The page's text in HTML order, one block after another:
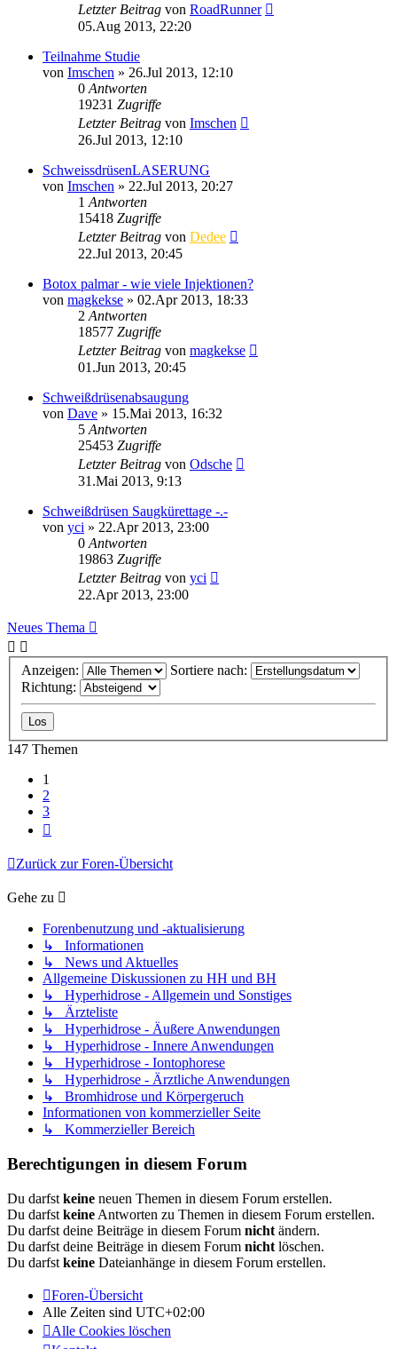
Letzter Beitrag von RoadRunner
05.Aug 2013, 22:20
Teilnahme Studie
von Imschen » 26.Jul 2013, 12:10
0 Antworten
19231 Zugriffe
Letzter Beitrag von Imschen
26.Jul 2013, 12:10
SchweissdrüsenLASERUNG
von Imschen » 22.Jul 2013, 20:27
1 Antworten
15418 Zugriffe
Letzter Beitrag von Dedee
22.Jul 2013, 20:45
Botox palmar - wie viele Injektionen?
von magkekse » 02.Apr 2013, 18:33
2 Antworten
18577 Zugriffe
Letzter Beitrag von magkekse
01.Jun 2013, 20:45
Schweißdrüsenabsaugung
von Dave » 15.Mai 2013, 16:32
5 Antworten
25453 Zugriffe
Letzter Beitrag von Odsche
31.Mai 2013, 9:13
Schweißdrüsen Saugkürettage -.-
von yci » 22.Apr 2013, 23:00
0 Antworten
19863 Zugriffe
Letzter Beitrag von yci
22.Apr 2013, 23:00
Neues Thema
Anzeigen:
Sortiere nach:
Richtung:
147 Themen
1
2
3
Zurück zur Foren-Übersicht
Gehe zu
Forenbenutzung und -aktualisierung
↳ Informationen
↳ News und Aktuelles
Allgemeine Diskussionen zu HH und BH
↳ Hyperhidrose - Allgemein und Sonstiges
↳ Ärzteliste
↳ Hyperhidrose - Äußere Anwendungen
↳ Hyperhidrose - Innere Anwendungen
↳ Hyperhidrose - Iontophorese
↳ Hyperhidrose - Ärztliche Anwendungen
↳ Bromhidrose und Körpergeruch
Informationen von kommerzieller Seite
↳ Kommerzieller Bereich
Berechtigungen in diesem Forum
Du darfst keine neuen Themen in diesem Forum erstellen.
Du darfst keine Antworten zu Themen in diesem Forum erstellen.
Du darfst deine Beiträge in diesem Forum nicht ändern.
Du darfst deine Beiträge in diesem Forum nicht löschen.
Du darfst keine Dateianhänge in diesem Forum erstellen.
Foren-Übersicht
Alle Zeiten sind UTC+02:00
Alle Cookies löschen